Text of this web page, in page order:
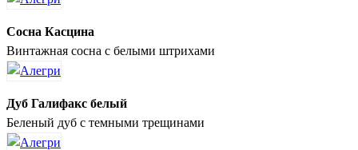
Сосна Касцина
Винтажная сосна с белыми штрихами
Дуб Галифакс белый
Беленый дуб с темными трещинами